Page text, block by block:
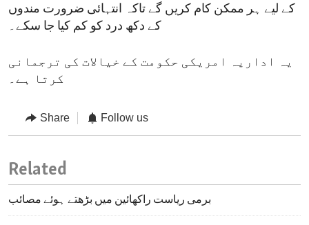
کے لیے ہر ممکن کام کریں گے تاکہ انتہائی ضرورت مندوں
کے دکھ درد کو کم کیا جا سکے۔
یہ اداریہ امریکی حکومت کے خیالات کی ترجمانی
کرتا ہے۔
Share Follow us
Related
برمی ریاست راکھائین میں بڑھتے ہوئے مصائب